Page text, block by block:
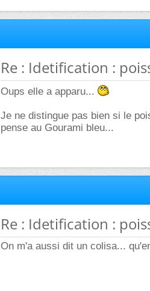
Re : Idetification :
Oups elle a apparu...
Je ne distingue pas bien si le
pense au Gourami bleu...
Re : Idetification :
On m'a aussi dit un colisa...